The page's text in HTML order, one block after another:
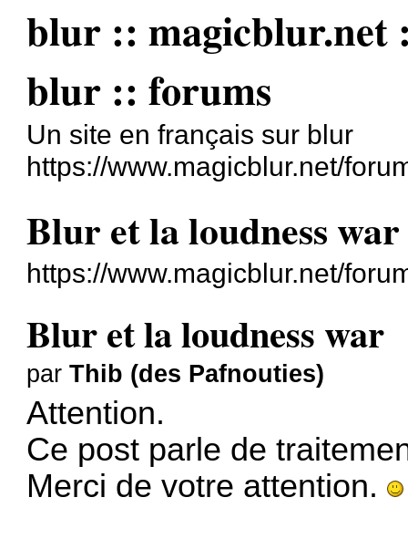
blur :: magicblur.net
blur :: forums
Un site en français sur blur
https://www.magicblur.net/
Blur et la loudness war
https://www.magicblur.net/
Blur et la loudness war
parThib (des Pafnouties)
Attention.
Ce post parle de
Merci de votre attention.